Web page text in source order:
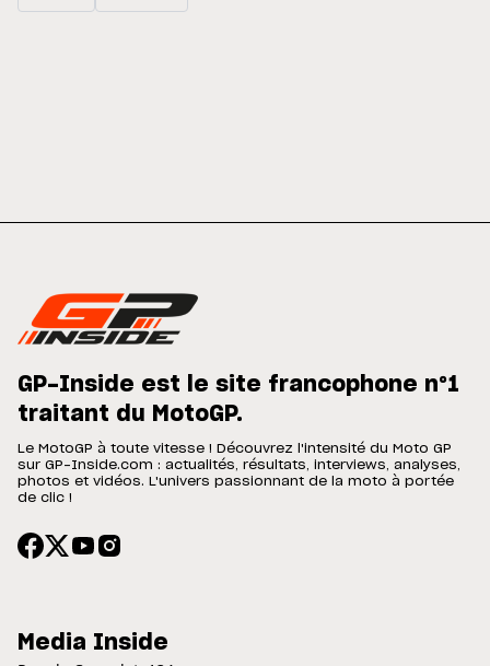
GP-Inside est le site francophone n°1
traitant du MotoGP.
Le MotoGP à toute vitesse ! Découvrez l'intensité du Moto GP
sur GP-Inside.com : actualités, résultats, interviews, analyses,
photos et vidéos. L'univers passionnant de la moto à portée
de clic !
Media Inside